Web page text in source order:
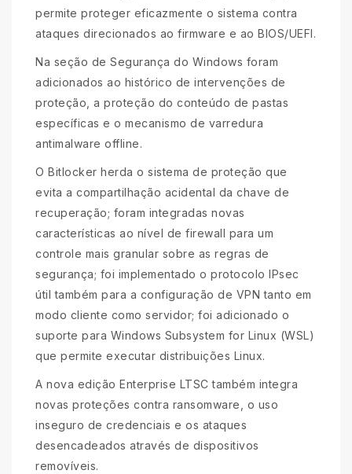
permite proteger eficazmente o sistema contra
ataques direcionados ao firmware e ao BIOS/UEFI.
Na seção de Segurança do Windows foram
adicionados ao histórico de intervenções de
proteção, a proteção do conteúdo de pastas
específicas e o mecanismo de varredura
antimalware offline.
O Bitlocker herda o sistema de proteção que
evita a compartilhação acidental da chave de
recuperação; foram integradas novas
características ao nível de firewall para um
controle mais granular sobre as regras de
segurança; foi implementado o protocolo IPsec
útil também para a configuração de VPN tanto em
modo cliente como servidor; foi adicionado o
suporte para Windows Subsystem for Linux (WSL)
que permite executar distribuições Linux.
A nova edição Enterprise LTSC também integra
novas proteções contra ransomware, o uso
inseguro de credenciais e os ataques
desencadeados através de dispositivos
removíveis.